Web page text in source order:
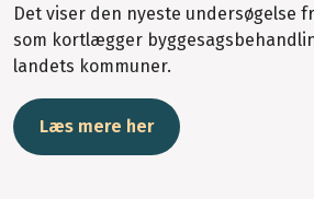
Det viser den nyeste undersøgelse
som kortlægger
landets kommuner.
Læs mere her